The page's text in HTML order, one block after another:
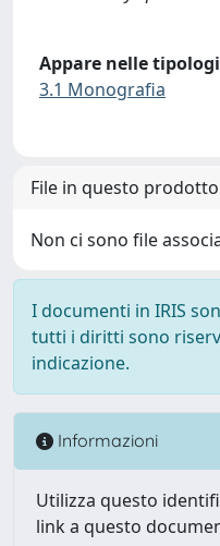
Appare nelle
3.1 Monografia
File in questo
Non ci sono file
I documenti in IRIS
tutti i diritti sono
indicazione.
Informazioni
Utilizza questo
link a questo